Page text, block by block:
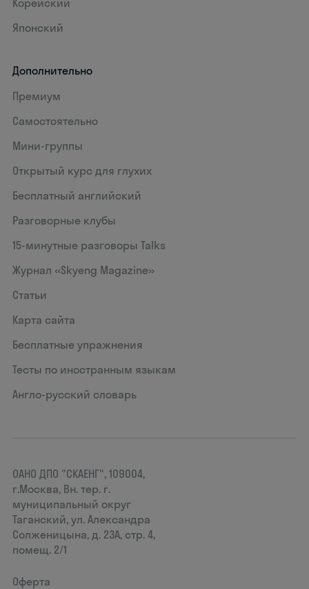
Корейский
Японский
Дополнительно
Премиум
Самостоятельно
Мини-группы
Открытый курс для глухих
Бесплатный английский
Разговорные клубы
15‑минутные разговоры Talks
Журнал «Skyeng Magazine»
Статьи
Карта сайта
Бесплатные упражнения
Тесты по иностранным языкам
Англо-русский словарь
ОАНО ДПО "СКАЕНГ", 109004,
г.Москва, Вн. тер. г.
муниципальный округ
Таганский, ул. Александра
Солженицына, д. 23А, стр. 4,
помещ. 2/1
Оферта